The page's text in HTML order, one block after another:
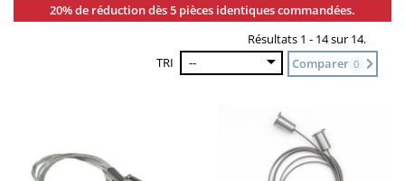
20% de réduction dès 5 pièces identiques commandées.
Résultats 1 - 14 sur 14.
TRI
-- Comparer 0